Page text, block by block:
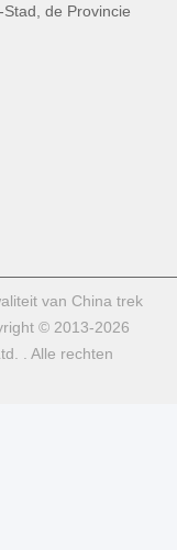
de Provincie
van China trek
© 2013-2026
. Alle rechten